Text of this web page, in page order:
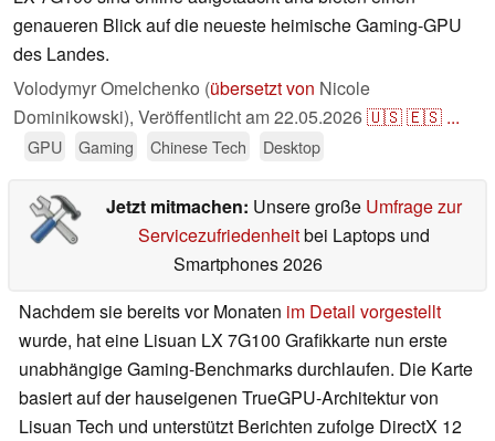
genaueren Blick auf die neueste heimische Gaming-GPU
des Landes.
Volodymyr Omelchenko (übersetzt von Nicole
Dominikowski), Veröffentlicht am22.05.2026🇺🇸🇪🇸 ...
GPU Gaming Chinese Tech Desktop
Jetzt mitmachen: Unsere große Umfrage zur
Servicezufriedenheitbei Laptops und
Smartphones 2026
Nachdem sie bereits vor Monaten im Detail vorgestellt
wurde, hat eine Lisuan LX 7G100 Grafikkarte nun erste
unabhängige Gaming-Benchmarks durchlaufen. Die Karte
basiert auf der hauseigenen TrueGPU-Architektur von
Lisuan Tech und unterstützt Berichten zufolge DirectX 12